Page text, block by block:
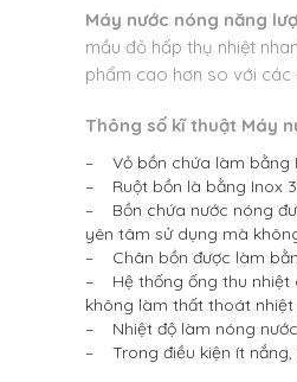
Máy nước nóng năng
mầu đỏ hấp thụ nhiệt
phẩm cao hơn so với
Thông số kĩ thuật Máy
– Vỏ bồn chứa làm bằng
– Ruột bồn là bằng Inox
– Bồn chứa nước nóng
yên tâm sử dụng mà
– Chân bồn được làm
– Hệ thống ống thu nhiệt
không làm thất thoát
– Nhiệt độ làm nóng nước
– Trong điều kiện ít nắng,